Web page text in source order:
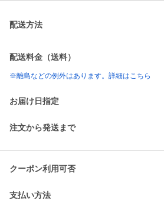
配送方法
配送料金（送料）
※離島などの例外はあります。詳細はこちら
お届け日指定
注文から発送まで
クーポン利用可否
支払い方法